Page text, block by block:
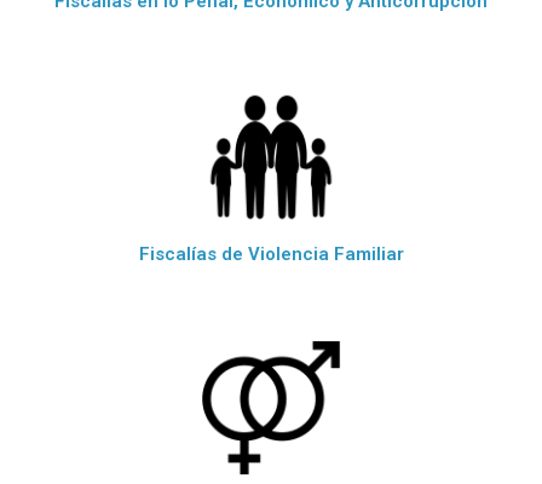
Fiscalías de Violencia Familiar